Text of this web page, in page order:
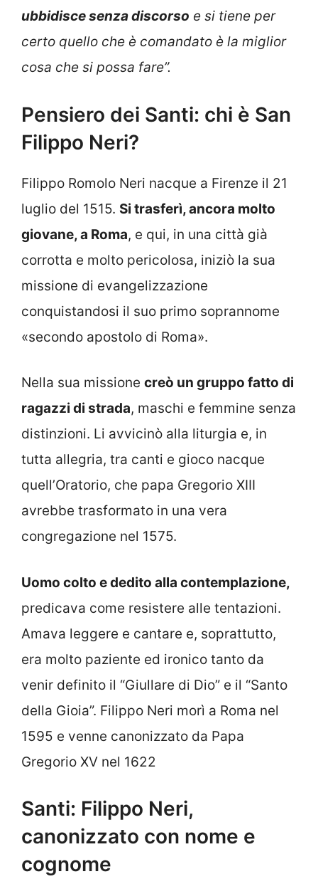
ubbidisce senza discorso e si tiene per
certo quello che è comandato è la miglior
cosa che si possa fare”.
Pensiero dei Santi: chi è San
Filippo Neri?
Filippo Romolo Neri nacque a Firenze il 21
luglio del 1515. Si trasferì, ancora molto
giovane, a Roma, e qui, in una città già
corrotta e molto pericolosa, iniziò la sua
missione di evangelizzazione
conquistandosi il suo primo soprannome
«secondo apostolo di Roma».
Nella sua missione creò un gruppo fatto di
ragazzi di strada, maschi e femmine senza
distinzioni. Li avvicinò alla liturgia e, in
tutta allegria, tra canti e gioco nacque
quell’Oratorio, che papa Gregorio XIII
avrebbe trasformato in una vera
congregazione nel 1575.
Uomo colto e dedito alla contemplazione,
predicava come resistere alle tentazioni.
Amava leggere e cantare e, soprattutto,
era molto paziente ed ironico tanto da
venir definito il “Giullare di Dio” e il “Santo
della Gioia”. Filippo Neri morì a Roma nel
1595 e venne canonizzato da Papa
Gregorio XV nel 1622
Santi: Filippo Neri,
canonizzato con nome e
cognome